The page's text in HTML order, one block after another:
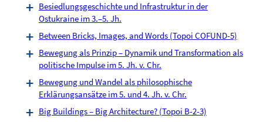
Besiedlungsgeschichte und Infrastruktur in der
Ostukraine im 3.–5. Jh.
Between Bricks, Images, and Words (Topoi COFUND-5)
Bewegung als Prinzip – Dynamik und Transformation als
politische Impulse im 5. Jh. v. Chr.
Bewegung und Wandel als philosophische
Erklärungsansätze im 5. und 4. Jh. v. Chr.
Big Buildings – Big Architecture? (Topoi B-2-3)